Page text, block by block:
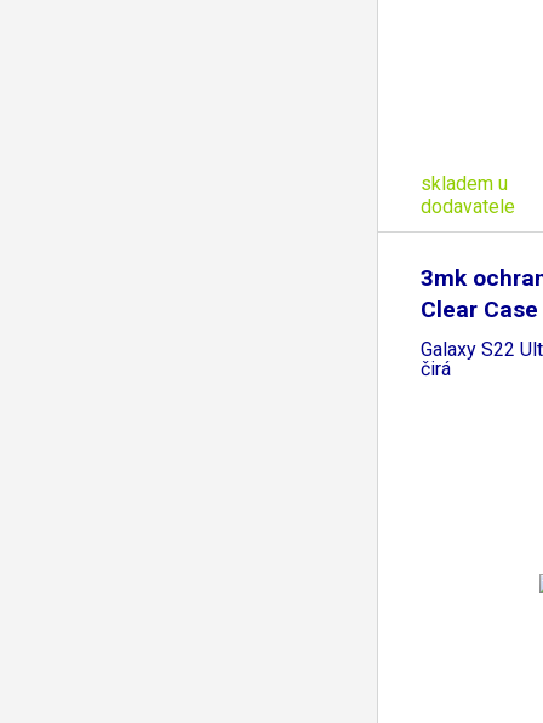
skladem u
dodavatele
3mk
Clear
Samsung
Galaxy S22
čirá